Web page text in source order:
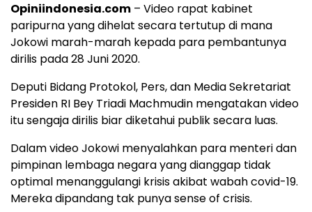
Opiniindonesia.com – Video rapat kabinet
paripurna yang dihelat secara tertutup di mana
Jokowi marah-marah kepada para pembantunya
dirilis pada 28 Juni 2020.
Deputi Bidang Protokol, Pers, dan Media Sekretariat
Presiden RI Bey Triadi Machmudin mengatakan video
itu sengaja dirilis biar diketahui publik secara luas.
Dalam video Jokowi menyalahkan para menteri dan
pimpinan lembaga negara yang dianggap tidak
optimal menanggulangi krisis akibat wabah covid-19.
Mereka dipandang tak punya sense of crisis.